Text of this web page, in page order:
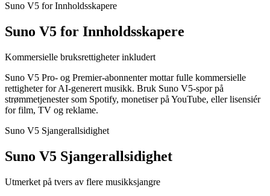
Suno V5 for Innholdsskapere
Suno V5 for Innholdsskapere
Kommersielle bruksrettigheter inkludert
Suno V5 Pro- og Premier-abonnenter mottar fulle kommersielle
rettigheter for AI-generert musikk. Bruk Suno V5-spor på
strømmetjenester som Spotify, monetiser på YouTube, eller lisensiér
for film, TV og reklame.
Suno V5 Sjangerallsidighet
Suno V5 Sjangerallsidighet
Utmerket på tvers av flere musikksjangre